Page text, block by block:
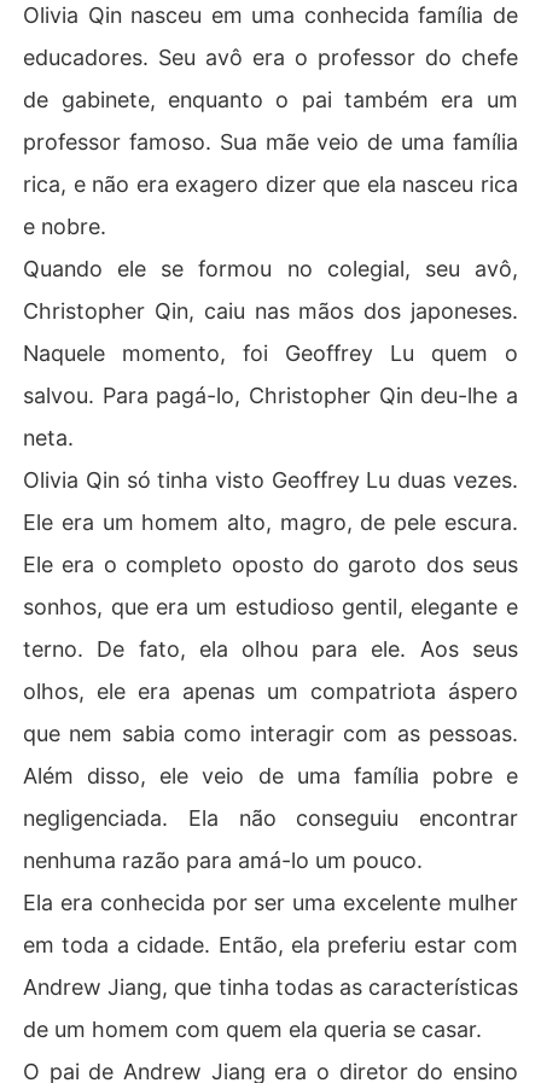
Olivia Qin nasceu em uma conhecida família de
educadores. Seu avô era o professor do chefe
de gabinete, enquanto o pai também era um
professor famoso. Sua mãe veio de uma família
rica, e não era exagero dizer que ela nasceu rica
e nobre.
Quando ele se formou no colegial, seu avô,
Christopher Qin, caiu nas mãos dos japoneses.
Naquele momento, foi Geoffrey Lu quem o
salvou. Para pagá-lo, Christopher Qin deu-lhe a
neta.
Olivia Qin só tinha visto Geoffrey Lu duas vezes.
Ele era um homem alto, magro, de pele escura.
Ele era o completo oposto do garoto dos seus
sonhos, que era um estudioso gentil, elegante e
terno. De fato, ela olhou para ele. Aos seus
olhos, ele era apenas um compatriota áspero
que nem sabia como interagir com as pessoas.
Além disso, ele veio de uma família pobre e
negligenciada. Ela não conseguiu encontrar
nenhuma razão para amá-lo um pouco.
Ela era conhecida por ser uma excelente mulher
em toda a cidade. Então, ela preferiu estar com
Andrew Jiang, que tinha todas as características
de um homem com quem ela queria se casar.
O pai de Andrew Jiang era o diretor do ensino